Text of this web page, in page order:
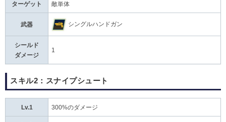
ターゲット 敵単体
武器 シングルハンドガン
シールド
ダメージ
1
スキル2：スナイプシュート
Lv.1 300%のダメージ